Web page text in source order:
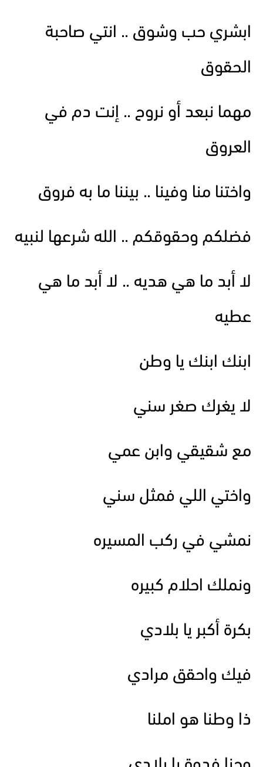
ابشري حب وشوق .. انتي صاحبة
الحقوق
مهما نبعد أو نروح .. إنت دم في
العروق
واختنا منا وفينا .. بيننا ما به فروق
فضلكم وحقوقكم .. الله شرعها لنبيه
لا أبد ما هي هديه .. لا أبد ما هي
عطيه
ابنك ابنك يا وطن
لا يغرك صغر سني
مع شقيقي وابن عمي
واختي اللي فمثل سني
نمشي في ركب المسيره
ونملك احلام كبيره
بكرة أكبر يا بلادي
فيك واحقق مرادي
ذا وطنا هو املنا